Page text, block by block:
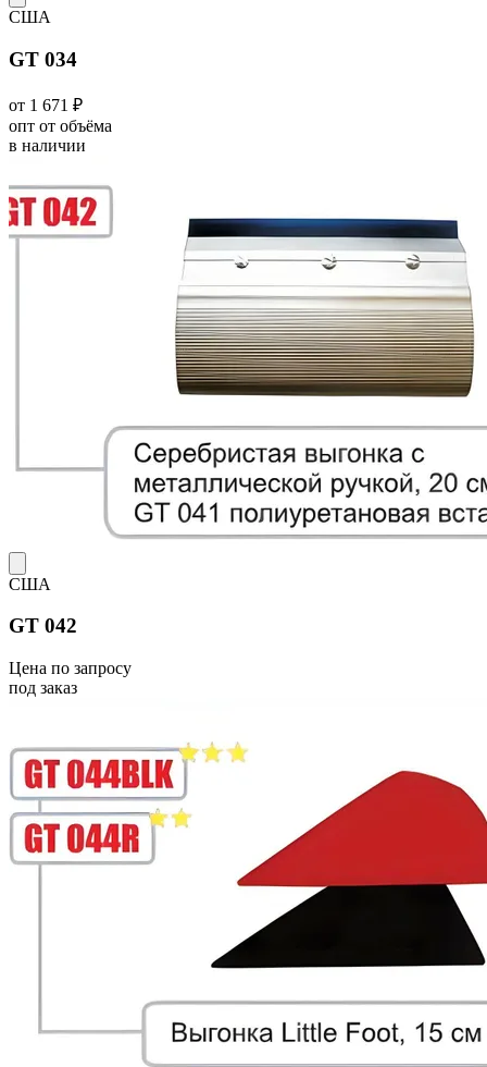
США
GT 034
от 1 671 ₽
опт от объёма
в наличии
США
GT 042
Цена по запросу
под заказ